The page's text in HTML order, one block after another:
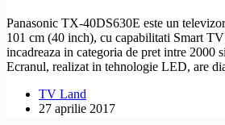
Panasonic TX-40DS630E este un
101 cm (40 inch), cu capabilitati Smart
incadreaza in categoria de pret intre 2000
Ecranul, realizat in tehnologie LED, are
TV Land
27 aprilie 2017